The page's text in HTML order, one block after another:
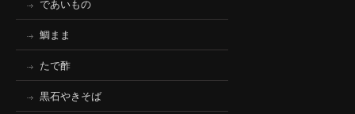
であいもの
鯛まま
たで酢
黒石やきそば